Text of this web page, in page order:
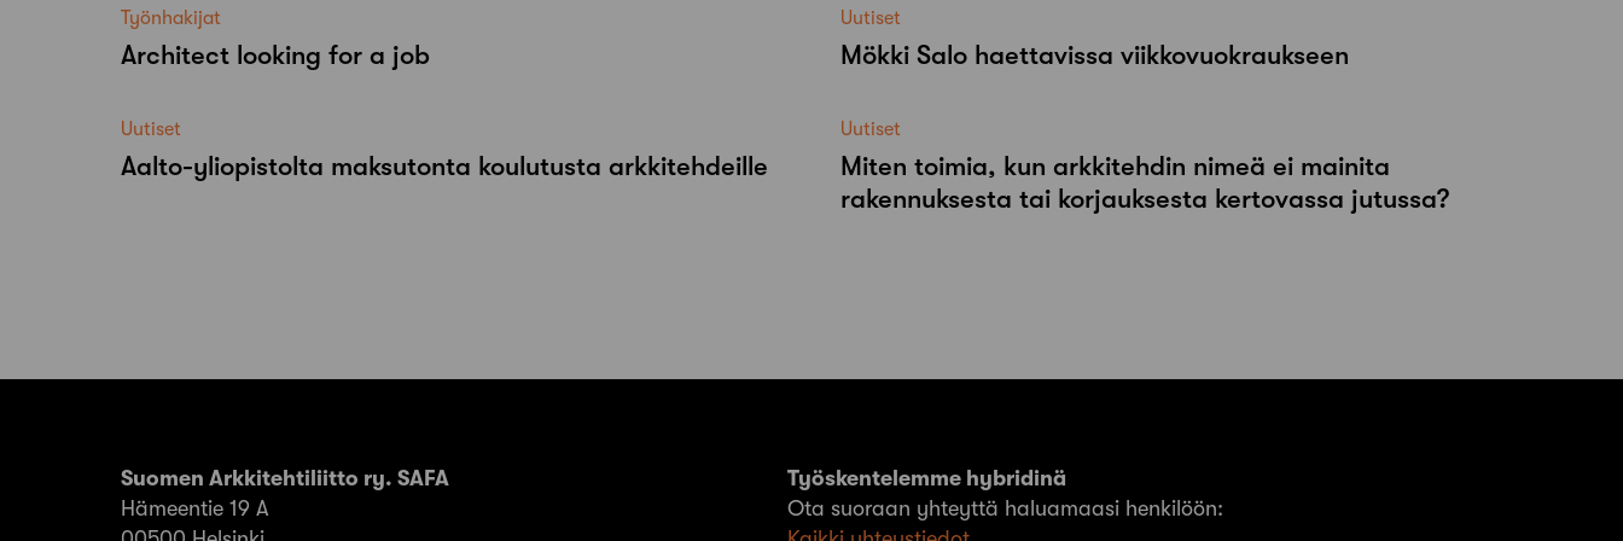
Työnhakijat
Architect looking for a job
Uutiset
Mökki Salo haettavissa viikkovuokraukseen
Uutiset
Aalto-​yliopistolta maksutonta koulutusta arkkitehdeille
Uutiset
Miten toimia, kun arkkitehdin nimeä ei mainita
rakennuksesta tai korjauksesta kertovassa jutussa?
Suomen Arkkitehtiliitto ry. SAFA
Hämeentie 19 A
Työskentelemme hybridinä
Ota suoraan yhteyttä haluamaasi henkilöön: